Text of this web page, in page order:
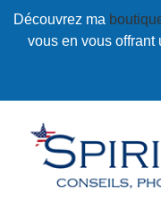
Découvrez ma
vous en vous offrant
contenu